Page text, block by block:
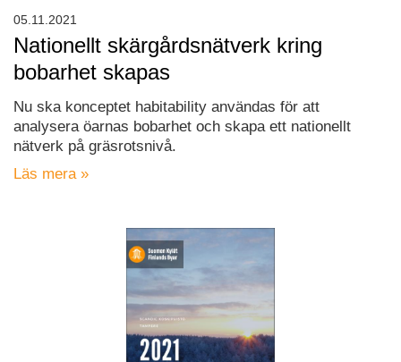
Nationellt skärgårdsnätverk kring
bobarhet skapas
Nu ska konceptet habitability användas för att
analysera öarnas bobarhet och skapa ett nationellt
nätverk på gräsrotsnivå.
Läs mera »
05.11.2021